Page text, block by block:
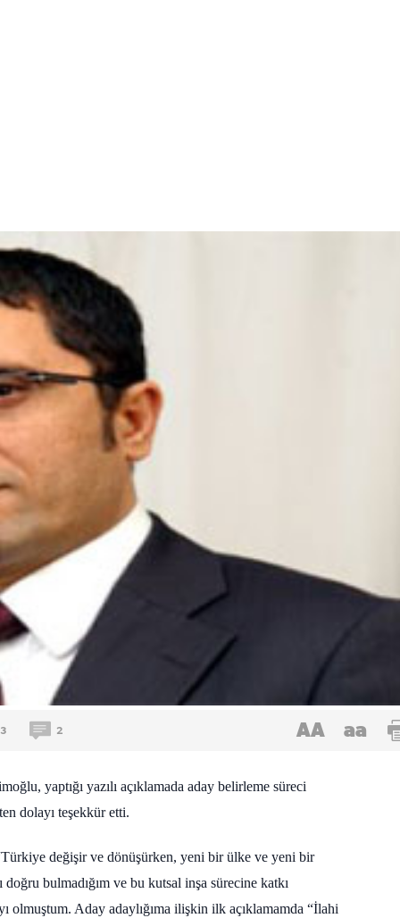
2 AA aa
yaptığı yazılı açıklamada aday belirleme süreci
dolayı teşekkür etti.
değişir ve dönüşürken, yeni bir ülke ve yeni bir
bulmadığım ve bu kutsal inşa sürecine katkı
olmuştum. Aday adaylığıma ilişkin ilk açıklamamda “İlahi